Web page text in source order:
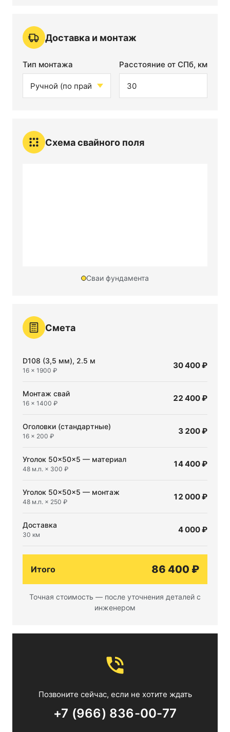
Доставка и монтаж
Тип монтажа Расстояние от СПб, км
Схема свайного поля
Сваи фундамента
Смета
D108 (3,5 мм), 2.5 м
16 × 1900 ₽
30 400 ₽
Монтаж свай
16 × 1400 ₽
22 400 ₽
Оголовки (стандартные)
16 × 200 ₽
3 200 ₽
Уголок 50×50×5 — материал
48 м.п. × 300 ₽
14 400 ₽
Уголок 50×50×5 — монтаж
48 м.п. × 250 ₽
12 000 ₽
Доставка
30 км
4 000 ₽
Итого 86 400 ₽
Точная стоимость — после уточнения деталей с
инженером
Позвоните сейчас, если не хотите ждать
+7 (966) 836-00-77